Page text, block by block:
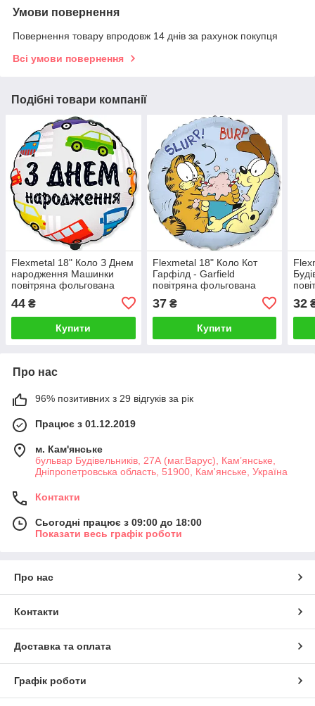
Умови повернення
Повернення товару впродовж 14 днів за рахунок покупця
Всі умови повернення
Подібні товари компанії
Flexmetal 18" Коло З Днем
народження Машинки
повітряна фольгована
44 ₴
Купити
Flexmetal 18" Коло Кот
Гарфілд - Garfield
повітряна фольгована
37₴
Купити
32
Про нас
96% позитивних з 29 відгуків за рік
Працює з 01.12.2019
м. Кам'янське
бульвар Будівельників, 27А (маг.Варус), Кам’янське,
Дніпропетровська область, 51900, Кам'янське, Україна
Контакти
Сьогодні працює з 09:00 до 18:00
Показати весь графік роботи
Про нас
Контакти
Доставка та оплата
Графік роботи